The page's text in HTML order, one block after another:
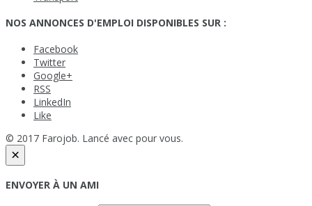
NOS ANNONCES D'EMPLOI DISPONIBLES SUR :
Facebook
Twitter
Google+
RSS
LinkedIn
Like
© 2017 Farojob. Lancé avec pour vous.
×
ENVOYER À UN AMI